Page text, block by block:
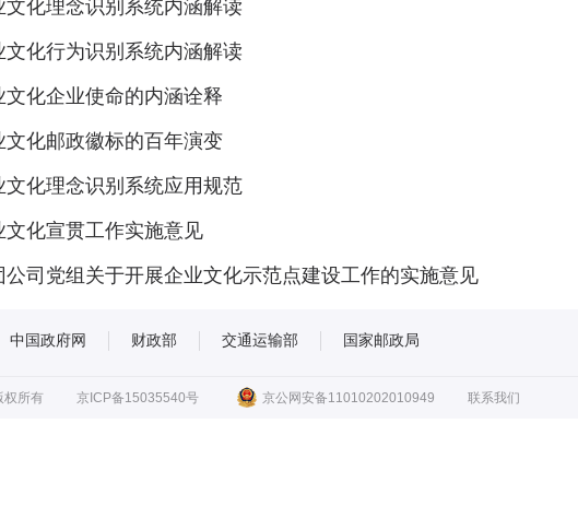
文化理念识别系统内涵解读
文化行为识别系统内涵解读
文化企业使命的内涵诠释
文化邮政徽标的百年演变
文化理念识别系统应用规范
文化宣贯工作实施意见
公司党组关于开展企业文化示范点建设工作的实施意见
中国政府网 财政部 交通运输部 国家邮政局
权所有 京ICP备15035540号 京公网安备11010202010949 联系我们